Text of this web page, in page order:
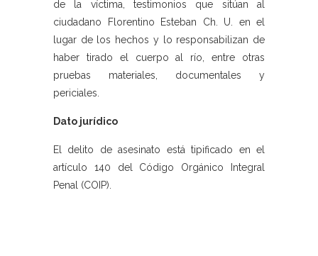
de la víctima, testimonios que sitúan al
ciudadano Florentino Esteban Ch. U. en el
lugar de los hechos y lo responsabilizan de
haber tirado el cuerpo al río, entre otras
pruebas materiales, documentales y
periciales.
Dato jurídico
El delito de asesinato está tipificado en el
artículo 140 del Código Orgánico Integral
Penal (COIP).